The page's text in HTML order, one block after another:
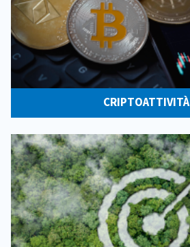
CRIPTOATTIVITÀ